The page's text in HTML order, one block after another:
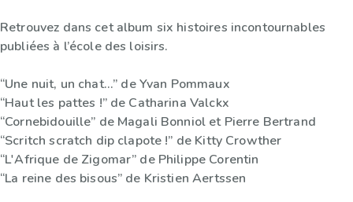
Retrouvez dans cet album six histoires incontournables
publiées à l’école des loisirs.
“Une nuit, un chat...” de Yvan Pommaux
“Haut les pattes !” de Catharina Valckx
“Cornebidouille” de Magali Bonniol et Pierre Bertrand
“Scritch scratch dip clapote !” de Kitty Crowther
“L'Afrique de Zigomar” de Philippe Corentin
“La reine des bisous” de Kristien Aertssen